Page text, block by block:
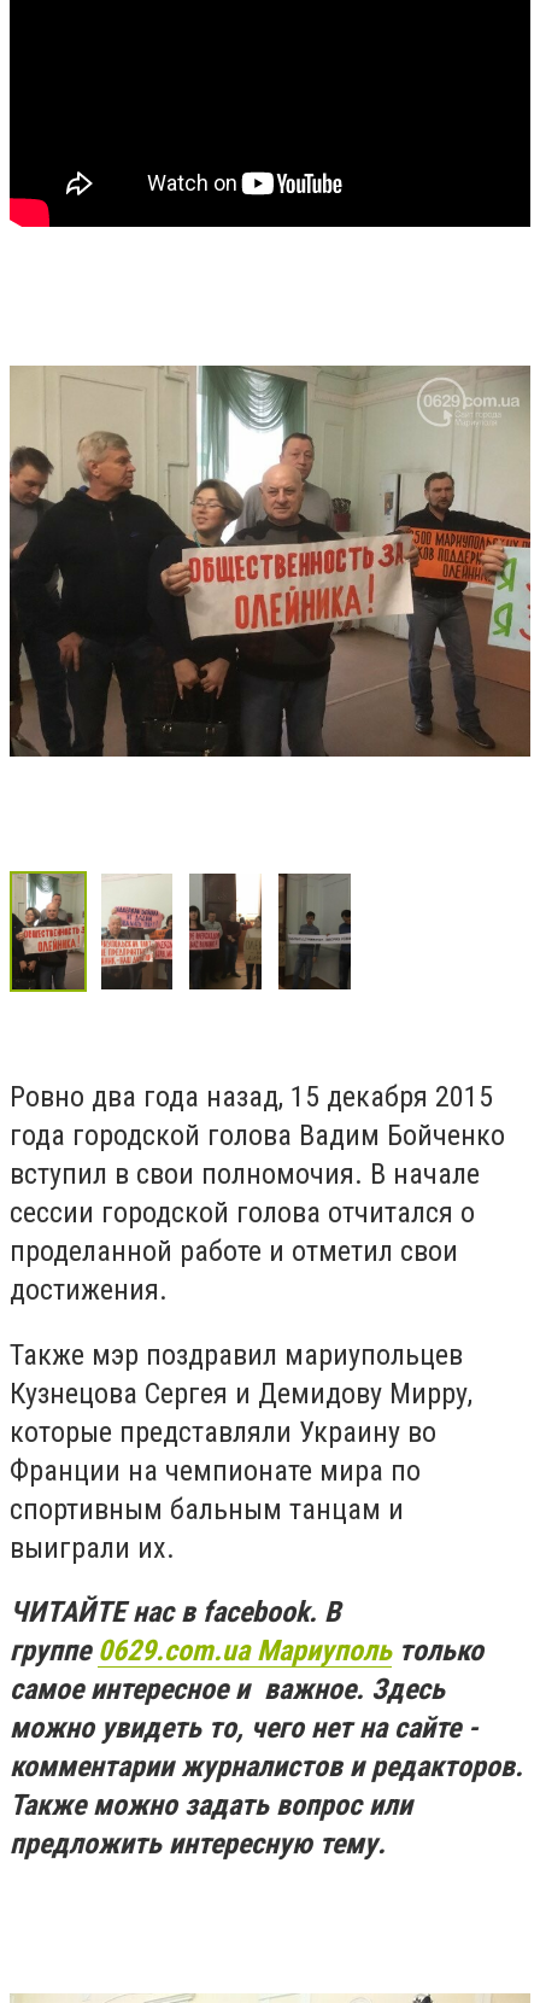
Ровно два года назад, 15 декабря 2015
года городской голова Вадим Бойченко
вступил в свои полномочия. В начале
сессии городской голова отчитался о
проделанной работе и отметил свои
достижения.
Также мэр поздравил мариупольцев
Кузнецова Сергея и Демидову Мирру,
которые представляли Украину во
Франции на чемпионате мира по
спортивным бальным танцам и
выиграли их.
ЧИТАЙТЕ нас в facebook. В
группе 0629.com.ua Мариупольтолько
самое интересное и важное. Здесь
можно увидеть то, чего нет на сайте -
комментарии журналистов и редакторов.
Также можно задать вопрос или
предложить интересную тему.